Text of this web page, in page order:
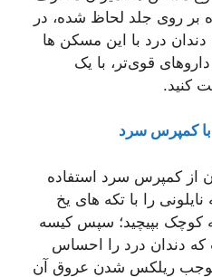
روی جلد لحاظ شده، در
درد با این مسکن ها
قوی‌تر، با یک
کنید.
کمپرس سرد
از کمپرس سرد استفاده
را با تکه های یخ
کوچک بپیچید؛ سپس کیسه
دندان درد را احساس
موجب ریلکس شدن عروق آن